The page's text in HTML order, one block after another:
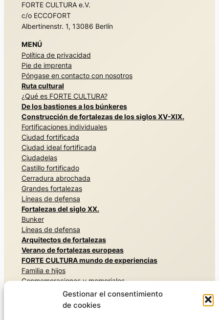
Gestionar el consentimiento
de cookies
FORTE CULTURA e.V.
c/o ECCOFORT
Albertinenstr. 1, 13086 Berlín
MENÚ
Política de privacidad
Pie de imprenta
Póngase en contacto con nosotros
Ruta cultural
¿Qué es FORTE CULTURA?
De los bastiones a los búnkeres
Construcción de fortalezas de los siglos XV-XIX.
Fortificaciones individuales
Ciudad fortificada
Ciudad ideal fortificada
Ciudadelas
Castillo fortificado
Cerradura abrochada
Grandes fortalezas
Líneas de defensa
Fortalezas del siglo XX.
Bunker
Líneas de defensa
Arquitectos de fortalezas
Verano de fortalezas europeas
FORTE CULTURA mundo de experiencias
Familia e hijos
Conmemoraciones y memoriales
Arquitecturas secretas
Vivir la historia militar